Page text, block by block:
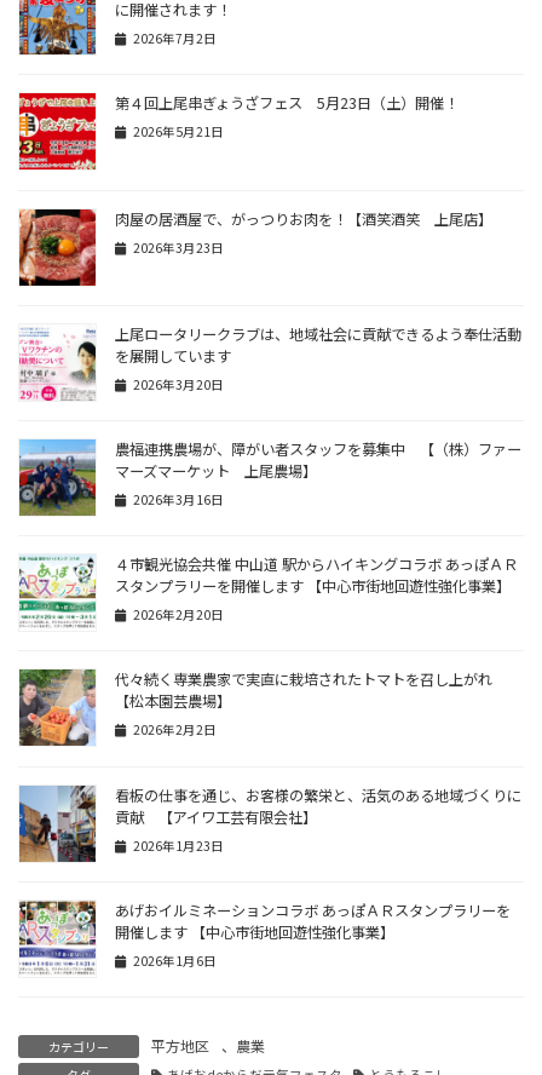
に開催されます！
2026年7月2日
第４回上尾串ぎょうざフェス 5月23日（土）開催！
2026年5月21日
肉屋の居酒屋で、がっつりお肉を！【酒笑酒笑 上尾店】
2026年3月23日
上尾ロータリークラブは、地域社会に貢献できるよう奉仕活動
を展開しています
2026年3月20日
農福連携農場が、障がい者スタッフを募集中 【（株）ファー
マーズマーケット 上尾農場】
2026年3月16日
４市観光協会共催 中山道 駅からハイキングコラボ あっぽＡＲ
スタンプラリーを開催します 【中心市街地回遊性強化事業】
2026年2月20日
代々続く専業農家で実直に栽培されたトマトを召し上がれ
【松本園芸農場】
2026年2月2日
看板の仕事を通じ、お客様の繁栄と、活気のある地域づくりに
貢献 【アイワ工芸有限会社】
2026年1月23日
あげおイルミネーションコラボ あっぽＡＲスタンプラリーを
開催します 【中心市街地回遊性強化事業】
2026年1月6日
カテゴリー 平方地区 、 農業